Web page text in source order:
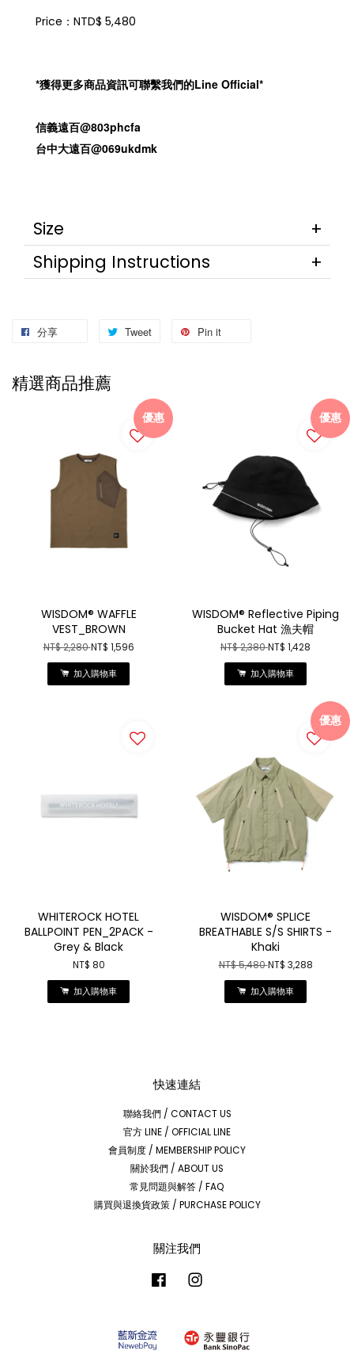
Price：NTD$ 5,480
*獲得更多商品資訊可聯繫我們的Line Official*
信義遠百@803phcfa
台中大遠百@069ukdmk
Size
Shipping Instructions
分享 Tweet Pin it
精選商品推薦
優惠
WISDOM® WAFFLE
VEST_BROWN
NT$ 2,280NT$ 1,596
加入購物車
優惠
WISDOM® Reflective Piping
Bucket Hat 漁夫帽
NT$ 2,380NT$ 1,428
加入購物車
WHITEROCK HOTEL
BALLPOINT PEN_2PACK -
Grey & Black
NT$ 80
加入購物車
優惠
WISDOM® SPLICE
BREATHABLE S/S SHIRTS -
Khaki
NT$ 5,480NT$ 3,288
加入購物車
快速連結
聯絡我們 / CONTACT US
官方 LINE / OFFICIAL LINE
會員制度 / MEMBERSHIP POLICY
關於我們 / ABOUT US
常見問題與解答 / FAQ
購買與退換貨政策 / PURCHASE POLICY
關注我們
Facebook